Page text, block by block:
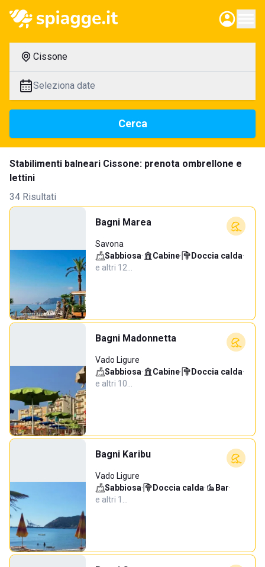
Cissone
Seleziona date
Cerca
Stabilimenti balneari Cissone: prenota ombrellone e
lettini
34 Risultati
Bagni Marea
Savona
Sabbiosa· Cabine· Doccia calda·
e altri 12…
Bagni Madonnetta
Vado Ligure
Sabbiosa· Cabine· Doccia calda·
e altri 10…
Bagni Karibu
Vado Ligure
Sabbiosa· Doccia calda· Bar·
e altri 1…